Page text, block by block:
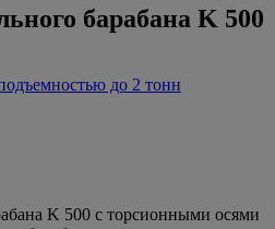
барабана K 500
до 2 тонн
K 500 с торсионными осями